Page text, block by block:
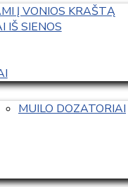
Į VONIOS KRAŠTĄ
IŠ SIENOS
MUILO DOZATORIAI